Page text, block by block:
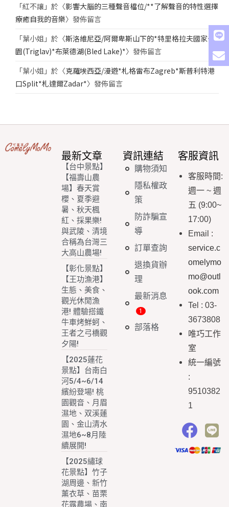
「紅不讓 」於〈影響大腦的三種聲音檔位/**了解聲音的特性選擇
療癒自我的音樂〉發佈留言
「葉小姐 」於〈斯洛維尼亞/阿爾卑斯山下的*特里格拉夫國家公
園(Triglav)*布萊德湖(Bled Lake)*〉發佈留言
「葉小姐 」於〈克羅埃西亞/漫遊*札格雷布Zagreb*斯普利特港
口Split*札達爾Zadar*〉發佈留言
最新文章
【台中景點】
【福壽山農
場】春天賞
櫻、夏季避
暑、秋天楓
紅、採果樂!
與武陵、清境
合稱為台灣三
大高山農場!
【彰化景點】
【王功漁港】
生態、美食、
觀光休閒漁
港! 體驗搭鐵
牛車烤鮮蚵、
王者之弓橋觀
夕陽!
【2025蓮花
景點】台南白
河5/4~6/14
繽紛登場! 桃
園觀音、月眉
濕地、双溪蓮
園、金山清水
濕地6~8月陸
續展開!
【2025繡球
花景點】竹子
湖周邊、新竹
薰衣草、苗栗
花露農場、南
資訊連結
購物須知
隱私權政
策
防詐騙宣
導
訂單查詢
退換貨辦
理
最新消息
部落格
客服資訊
客服時間:
週一 ~ 週
五 (9:00~
17:00)
Email :
service.c
omelymo
mo@outl
ook.com
Tel : 03-
3673808
唯巧工作
室
統一編號
:
9510382
1